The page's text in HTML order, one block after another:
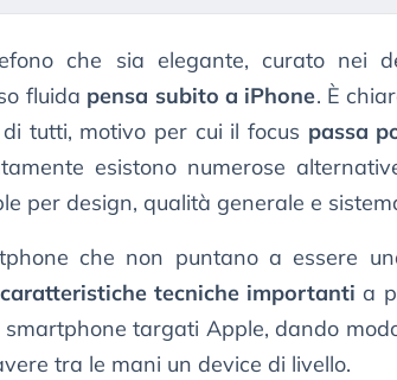
che sia elegante, curato nei
fluida pensa subito a iPhone. È
tutti, motivo per cui il focus passa
esistono numerose
per design, qualità generale e
che non puntano a essere
tecniche importanti a
targati Apple, dando
tra le mani un device di livello.